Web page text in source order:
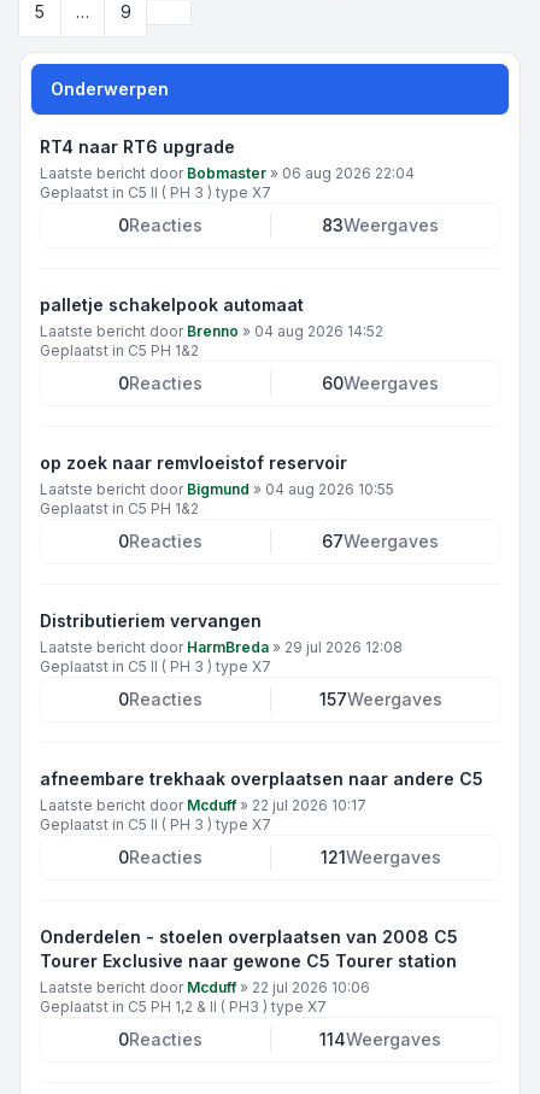
5 … 9
Onderwerpen
RT4 naar RT6 upgrade
Laatste bericht door Bobmaster » 06 aug 2026 22:04
Geplaatst in C5 II ( PH 3 ) type X7
0Reacties 83Weergaves
palletje schakelpook automaat
Laatste bericht door Brenno » 04 aug 2026 14:52
Geplaatst in C5 PH 1&2
0Reacties 60Weergaves
op zoek naar remvloeistof reservoir
Laatste bericht door Bigmund » 04 aug 2026 10:55
Geplaatst in C5 PH 1&2
0Reacties 67Weergaves
Distributieriem vervangen
Laatste bericht door HarmBreda » 29 jul 2026 12:08
Geplaatst in C5 II ( PH 3 ) type X7
0Reacties 157Weergaves
afneembare trekhaak overplaatsen naar andere C5
Laatste bericht door Mcduff» 22 jul 2026 10:17
Geplaatst in C5 II ( PH 3 ) type X7
0Reacties 121Weergaves
Onderdelen - stoelen overplaatsen van 2008 C5
Tourer Exclusive naar gewone C5 Tourer station
Laatste bericht door Mcduff» 22 jul 2026 10:06
Geplaatst in C5 PH 1,2 & II ( PH3 ) type X7
0Reacties 114Weergaves